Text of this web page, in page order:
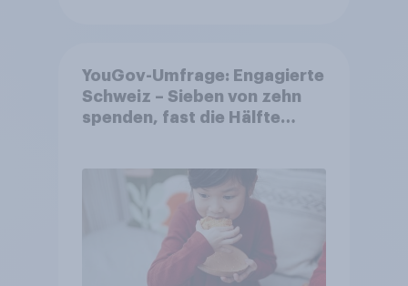
YouGov-Umfrage: Engagierte
Schweiz – Sieben von zehn
spenden, fast die Hälfte